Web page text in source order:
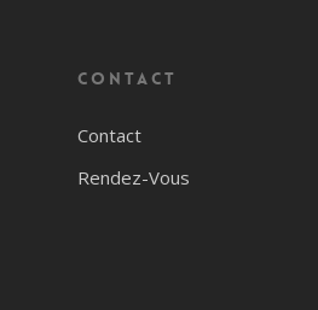
Contact
Contact
Rendez-Vous